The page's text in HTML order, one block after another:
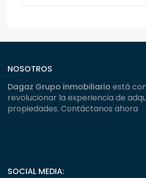
NOSOTROS
Dagaz Grupo inmobiliario está
revolucionar la experiencia de
propiedades. Contáctanos ahora
SOCIAL MEDIA: